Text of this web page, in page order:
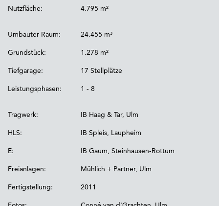
Nutzfläche: 4.795 m²
Umbauter Raum: 24.455 m³
Grundstück: 1.278 m²
Tiefgarage: 17 Stellplätze
Leistungsphasen: 1 - 8
Tragwerk: IB Haag & Tar, Ulm
HLS: IB Spleis, Laupheim
E: IB Gaum, Steinhausen-Rottum
Freianlagen: Mühlich + Partner, Ulm
Fertigstellung: 2011